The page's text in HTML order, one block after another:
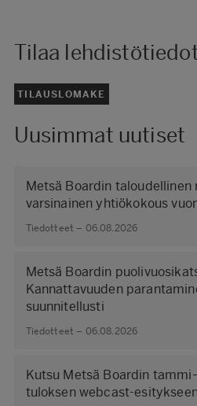
Tilaa
TILAUSLOMAKE
Uusimmat uutiset
Metsä Boardin taloudellinen
varsinainen yhtiökokous
Tiedotteet – 06.08.2026
Metsä Boardin
Kannattavuuden
suunnitellusti
Tiedotteet – 06.08.2026
Kutsu Metsä Boardin
tuloksen webcast-